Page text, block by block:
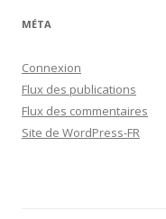
MÉTA
Connexion
Flux des publications
Flux des commentaires
Site de WordPress-FR